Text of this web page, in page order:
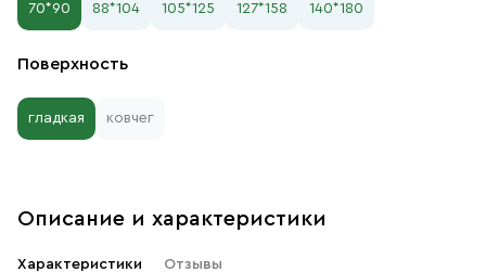
70*90 88*104 105*125 127*158 140*180
Поверхность
гладкая ковчег
Описание и характеристики
Характеристики Отзывы